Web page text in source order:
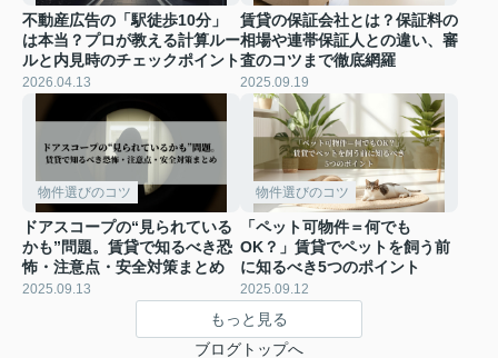
不動産広告の「駅徒歩10分」
は本当？プロが教える計算ルー
ルと内見時のチェックポイント
2026.04.13
賃貸の保証会社とは？保証料の
相場や連帯保証人との違い、審
査のコツまで徹底網羅
2025.09.19
物件選びのコツ
ドアスコープの“見られている
かも”問題。賃貸で知るべき恐
怖・注意点・安全対策まとめ
2025.09.13
物件選びのコツ
「ペット可物件＝何でも
OK？」賃貸でペットを飼う前
に知るべき5つのポイント
2025.09.12
もっと見る
ブログトップへ